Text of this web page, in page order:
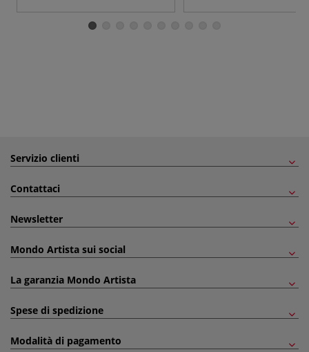
Servizio clienti
Contattaci
Newsletter
Mondo Artista sui social
La garanzia Mondo Artista
Spese di spedizione
Modalità di pagamento